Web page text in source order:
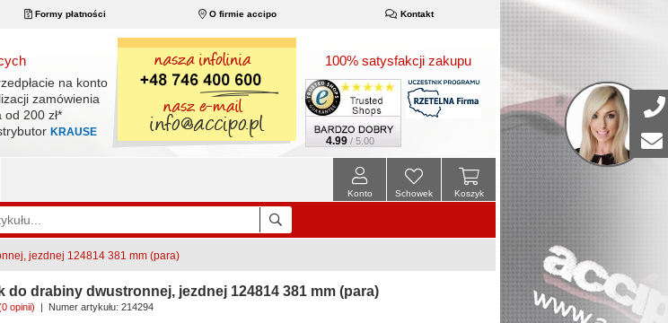
Formy płatności O firmie accipo Kontakt
na konto
zamówienia
od 200 zł*
KRAUSE
100% satysfakcji zakupu
4.99 / 5.00
Koszyk
Schowek
Konto
jezdnej 124814 381 mm (para)
do drabiny dwustronnej, jezdnej 124814 381 mm (para)
opinii) | Numer artykułu: 214294